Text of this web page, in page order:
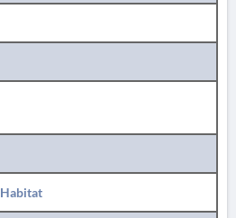
Habitat